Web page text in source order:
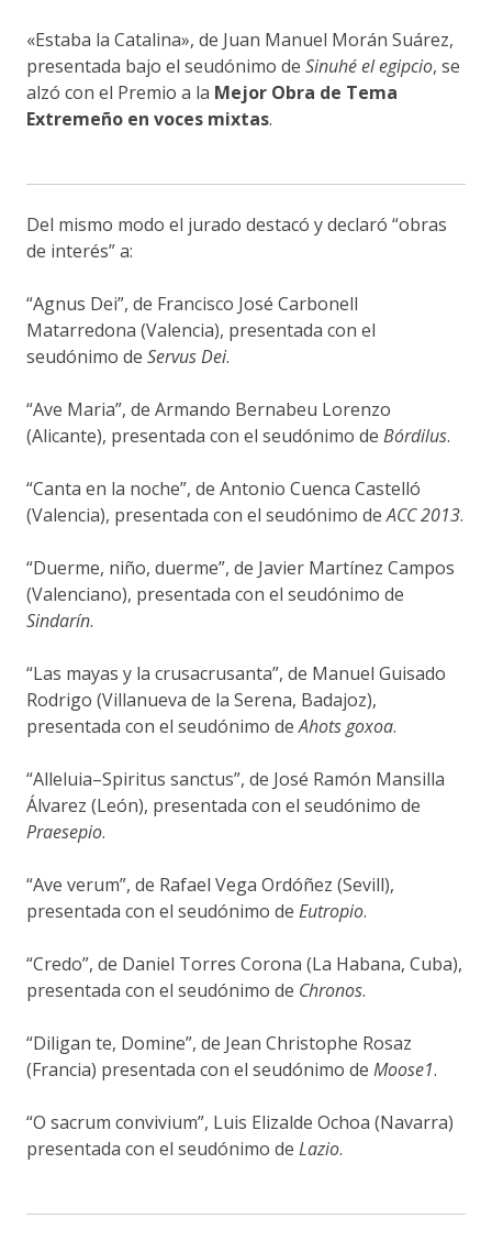
«Estaba la Catalina», de Juan Manuel Morán Suárez,
presentada bajo el seudónimo de Sinuhé el egipcio, se
alzó con el Premio a la Mejor Obra de Tema
Extremeño en voces mixtas.
Del mismo modo el jurado destacó y declaró “obras
de interés” a:
“Agnus Dei”, de Francisco José Carbonell
Matarredona (Valencia), presentada con el
seudónimo de Servus Dei.
“Ave Maria”, de Armando Bernabeu Lorenzo
(Alicante), presentada con el seudónimo de Bórdilus.
“Canta en la noche”, de Antonio Cuenca Castelló
(Valencia), presentada con el seudónimo deACC 2013.
“Duerme, niño, duerme”, de Javier Martínez Campos
(Valenciano), presentada con el seudónimo de
Sindarín.
“Las mayas y la crusacrusanta”, de Manuel Guisado
Rodrigo (Villanueva de la Serena, Badajoz),
presentada con el seudónimo deAhots goxoa.
“Alleluia–Spiritus sanctus”, de José Ramón Mansilla
Álvarez (León), presentada con el seudónimo de
Praesepio.
“Ave verum”, de Rafael Vega Ordóñez (Sevill),
presentada con el seudónimo de Eutropio.
“Credo”, de Daniel Torres Corona (La Habana, Cuba),
presentada con el seudónimo de Chronos.
“Diligan te, Domine”, de Jean Christophe Rosaz
(Francia) presentada con el seudónimo de Moose1.
“O sacrum convivium”, Luis Elizalde Ochoa (Navarra)
presentada con el seudónimo de Lazio.